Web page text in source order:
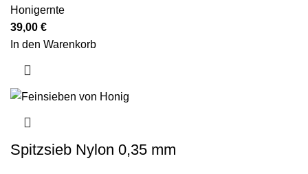
Honigernte
39,00 €
In den Warenkorb
Spitzsieb Nylon 0,35 mm